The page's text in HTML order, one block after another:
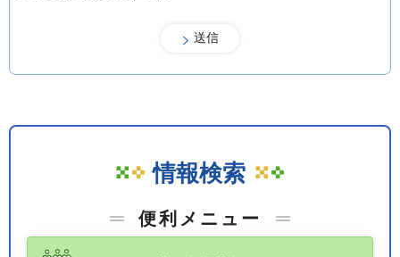
情報検索
便利メニュー